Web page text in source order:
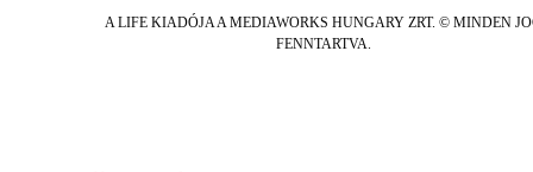
A LIFE KIADÓJA A MEDIAWORKS HUNGARY ZRT. © MINDEN
FENNTARTVA.